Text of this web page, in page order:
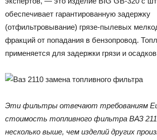
обеспечивает гарантированную задержку
(отфильтровывание) грязе-пылевых
фракций от попадания в бензопровод.
применяется для задержки грязи и
Эти фильтры отвечают требованиям
стоимость топливного фильтра ВАЗ
несколько выше, чем изделий других